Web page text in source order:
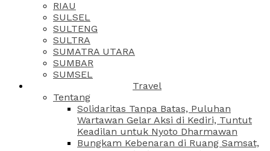
RIAU
SULSEL
SULTENG
SULTRA
SUMATRA UTARA
SUMBAR
SUMSEL
Travel
Tentang
Solidaritas Tanpa Batas, Puluhan
Wartawan Gelar Aksi di Kediri, Tuntut
Keadilan untuk Nyoto Dharmawan
Bungkam Kebenaran di Ruang Samsat,